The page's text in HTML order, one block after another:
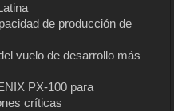
de producción de
vuelo de desarrollo más
PX-100 para
críticas